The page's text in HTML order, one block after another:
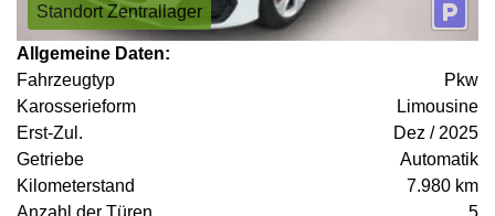
Standort Zentrallager
Allgemeine Daten:
Fahrzeugtyp
Pkw
Karosserieform
Limousine
Erst-Zul.
Dez / 2025
Getriebe
Automatik
Kilometerstand
7.980 km
Anzahl der Türen
5